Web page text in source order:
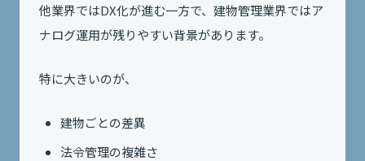
他業界ではDX化が進む一方で、建物管理業界ではア
ナログ運用が残りやすい背景があります。
特に大きいのが、
建物ごとの差異
法令管理の複雑さ